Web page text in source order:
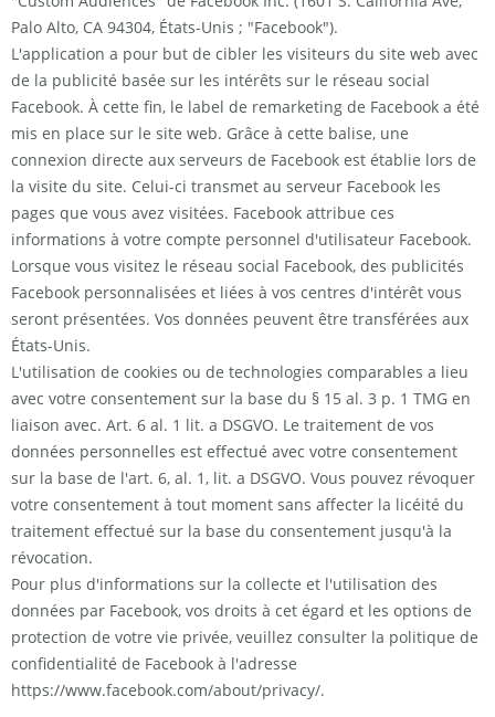
Palo Alto, CA 94304, États-Unis ; "Facebook").
L'application a pour but de cibler les visiteurs du site web avec
de la publicité basée sur les intérêts sur le réseau social
Facebook. À cette fin, le label de remarketing de Facebook a été
mis en place sur le site web. Grâce à cette balise, une
connexion directe aux serveurs de Facebook est établie lors de
la visite du site. Celui-ci transmet au serveur Facebook les
pages que vous avez visitées. Facebook attribue ces
informations à votre compte personnel d'utilisateur Facebook.
Lorsque vous visitez le réseau social Facebook, des publicités
Facebook personnalisées et liées à vos centres d'intérêt vous
seront présentées. Vos données peuvent être transférées aux
États-Unis.
L'utilisation de cookies ou de technologies comparables a lieu
avec votre consentement sur la base du § 15 al. 3 p. 1 TMG en
liaison avec. Art. 6 al. 1 lit. a DSGVO. Le traitement de vos
données personnelles est effectué avec votre consentement
sur la base de l'art. 6, al. 1, lit. a DSGVO. Vous pouvez révoquer
votre consentement à tout moment sans affecter la licéité du
traitement effectué sur la base du consentement jusqu'à la
révocation.
Pour plus d'informations sur la collecte et l'utilisation des
données par Facebook, vos droits à cet égard et les options de
protection de votre vie privée, veuillez consulter la politique de
confidentialité de Facebook à l'adresse
https://www.facebook.com/about/privacy/.